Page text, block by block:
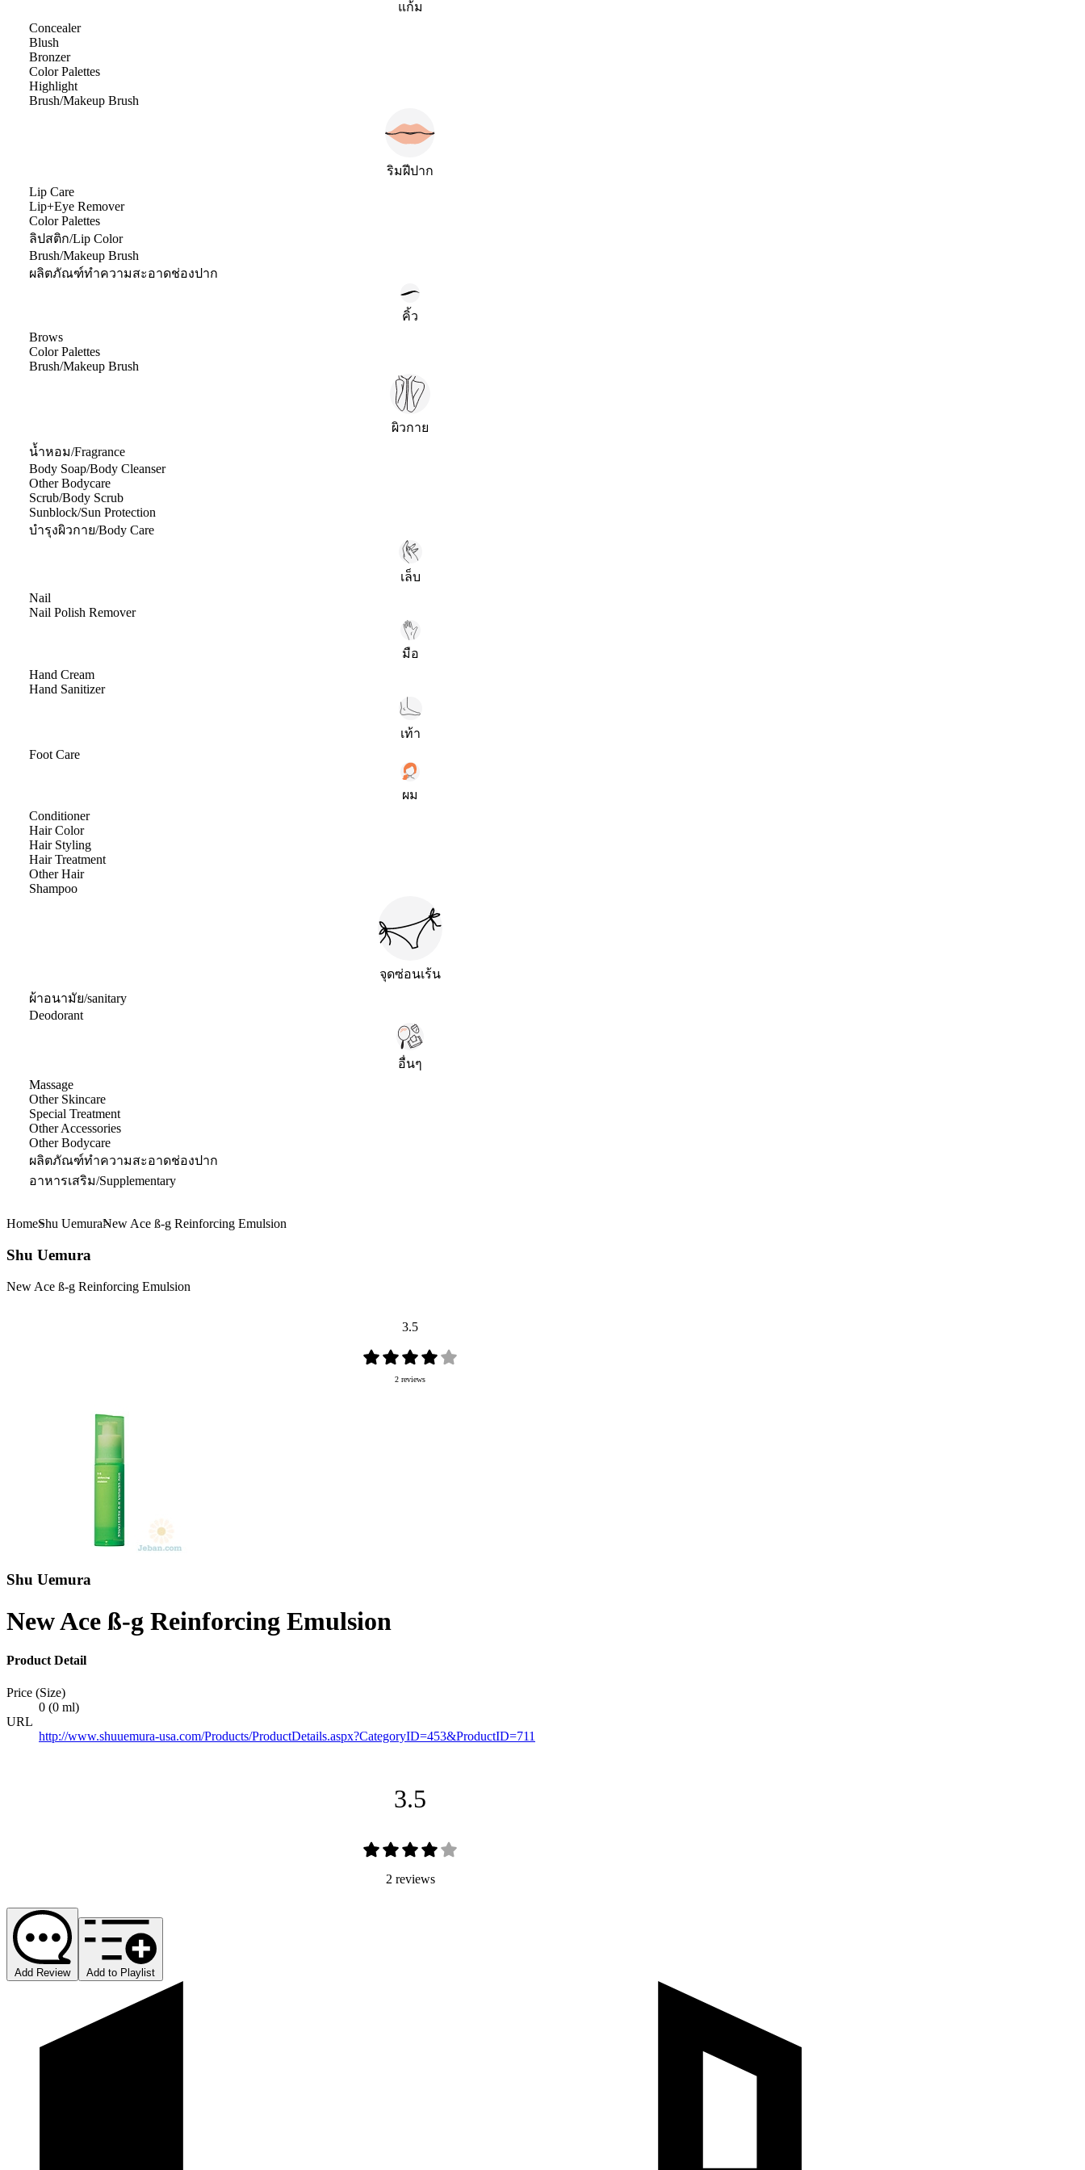
แก้ม
Concealer
Blush
Bronzer
Color Palettes
Highlight
Brush/Makeup Brush
ริมฝีปาก
Lip Care
Lip+Eye Remover
Color Palettes
ลิปสติก/Lip Color
Brush/Makeup Brush
ผลิตภัณฑ์ทำความสะอาดช่องปาก
คิ้ว
Brows
Color Palettes
Brush/Makeup Brush
ผิวกาย
น้ำหอม/Fragrance
Body Soap/Body Cleanser
Other Bodycare
Scrub/Body Scrub
Sunblock/Sun Protection
บำรุงผิวกาย/Body Care
เล็บ
Nail
Nail Polish Remover
มือ
Hand Cream
Hand Sanitizer
เท้า
Foot Care
ผม
Conditioner
Hair Color
Hair Styling
Hair Treatment
Other Hair
Shampoo
จุดซ่อนเร้น
ผ้าอนามัย/sanitary
Deodorant
อื่นๆ
Massage
Other Skincare
Special Treatment
Other Accessories
Other Bodycare
ผลิตภัณฑ์ทำความสะอาดช่องปาก
อาหารเสริม/Supplementary
HomeShu UemuraNew Ace ß-g Reinforcing Emulsion
Shu Uemura
New Ace ß-g Reinforcing Emulsion
3.5
2 reviews
Shu Uemura
New Ace ß-g Reinforcing Emulsion
Product Detail
Price (Size)
0 (0 ml)
URL
http://www.shuuemura-usa.com/Products/ProductDetails.aspx?CategoryID=453&ProductID=711
3.5
2 reviews
Add Review Add to Playlist